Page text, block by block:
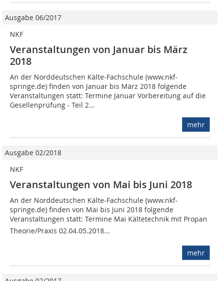
Ausgabe 06/2017
NKF
Veranstaltungen von Januar bis März
2018
An der Norddeutschen Kälte-Fachschule (www.nkf-
springe.de) finden von Januar bis März 2018 folgende
Veranstaltungen statt: Termine Januar Vorbereitung auf die
Gesellenprüfung - Teil 2...
mehr
Ausgabe 02/2018
NKF
Veranstaltungen von Mai bis Juni 2018
An der Norddeutschen Kälte-Fachschule (www.nkf-
springe.de) finden von Mai bis Juni 2018 folgende
Veranstaltungen statt: Termine Mai Kältetechnik mit Propan 
Theorie/Praxis 02.04.05.2018...
mehr